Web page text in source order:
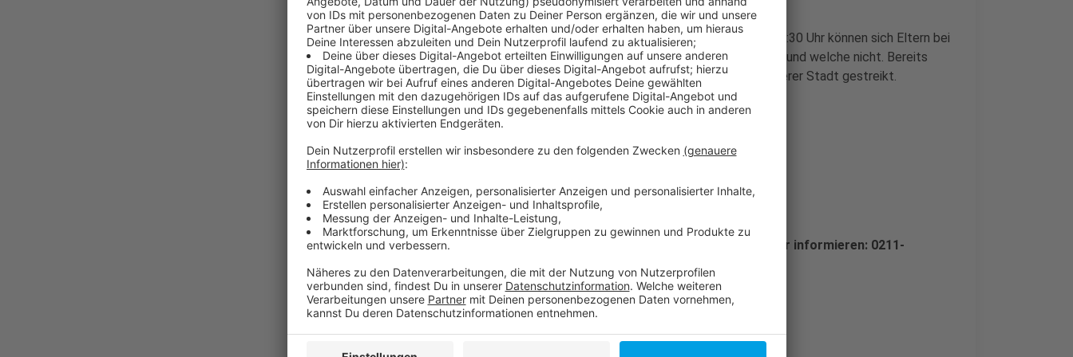
Die Stadt will Notgruppen einrichten. Ab Donnerstagmorgen um 7:30 Uhr können sich Eltern bei
der Stadt informieren, welche Einrichtungen geschlossen bleiben und welche nicht. Bereits
Anfang des Monats hatten einige Mitarbeitende aus KiTas in unserer Stadt gestreikt.
Anzeige
Anzeige
Hier können sich Eltern am Donnerstag (31. März) ab 7:30 Uhr informieren: 0211-
8998870
Das sagt Ver.di